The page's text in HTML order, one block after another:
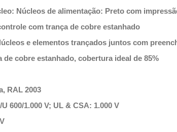
Núcleos de alimentação: Preto com
com trança de cobre estanhado
e elementos trançados juntos com
de cobre estanhado, cobertura ideal de 85%
RAL 2003
600/1.000 V; UL & CSA: 1.000 V